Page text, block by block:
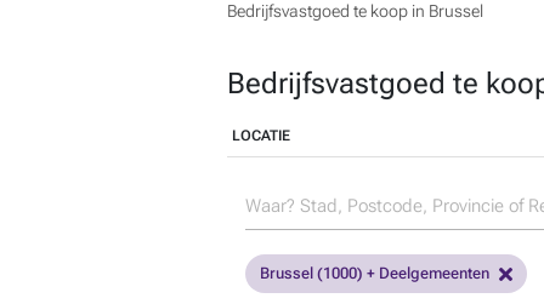
Bedrijfsvastgoed te koop in Brussel
Bedrijfsvastgoed te
LOCATIE
Brussel (1000) + Deelgemeenten